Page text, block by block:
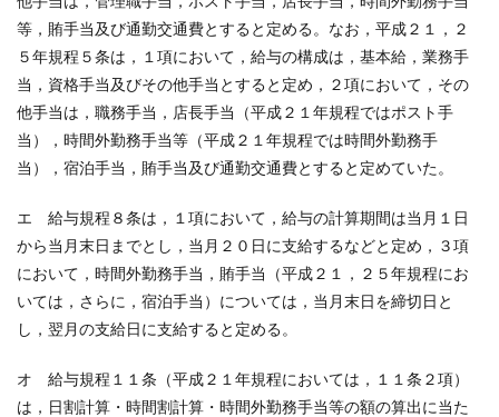
等，賄手当及び通勤交通費とすると定める。なお，平成２１，２
５年規程５条は，１項において，給与の構成は，基本給，業務手
当，資格手当及びその他手当とすると定め，２項において，その
他手当は，職務手当，店長手当（平成２１年規程ではポスト手
当），時間外勤務手当等（平成２１年規程では時間外勤務手
当），宿泊手当，賄手当及び通勤交通費とすると定めていた。
エ 給与規程８条は，１項において，給与の計算期間は当月１日
から当月末日までとし，当月２０日に支給するなどと定め，３項
において，時間外勤務手当，賄手当（平成２１，２５年規程にお
いては，さらに，宿泊手当）については，当月末日を締切日と
し，翌月の支給日に支給すると定める。
オ 給与規程１１条（平成２１年規程においては，１１条２項）
は，日割計算・時間割計算・時間外勤務手当等の額の算出に当た